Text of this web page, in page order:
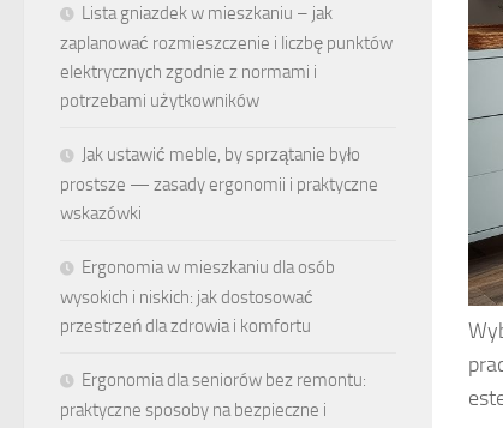
Lista gniazdek w mieszkaniu – jak
zaplanować rozmieszczenie i liczbę punktów
elektrycznych zgodnie z normami i
potrzebami użytkowników
Jak ustawić meble, by sprzątanie było
prostsze — zasady ergonomii i praktyczne
wskazówki
Ergonomia w mieszkaniu dla osób
wysokich i niskich: jak dostosować
przestrzeń dla zdrowia i komfortu
Ergonomia dla seniorów bez remontu:
praktyczne sposoby na bezpieczne i